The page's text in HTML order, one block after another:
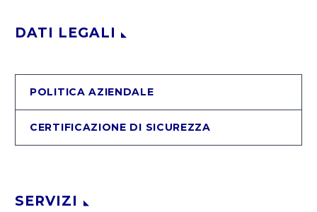
DATI LEGALI
POLITICA AZIENDALE
CERTIFICAZIONE DI SICUREZZA
SERVIZI